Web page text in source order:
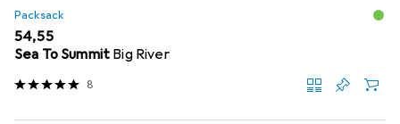
Packsack
EUR
54,55
Sea To Summit Big River
8